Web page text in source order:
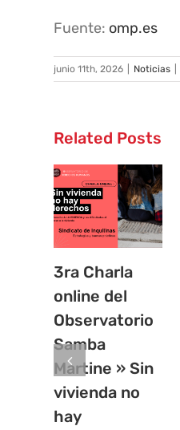
Fuente: omp.es
junio 11th, 2026 Noticias
Related Posts
3ra Charla
online del
Observatorio
Samba
Martine » Sin
vivienda no
hay